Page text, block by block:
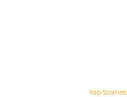
Top Stories